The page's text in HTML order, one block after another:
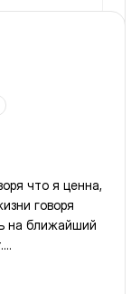
жақсы, see
что я ценна,
говоря
на ближайший